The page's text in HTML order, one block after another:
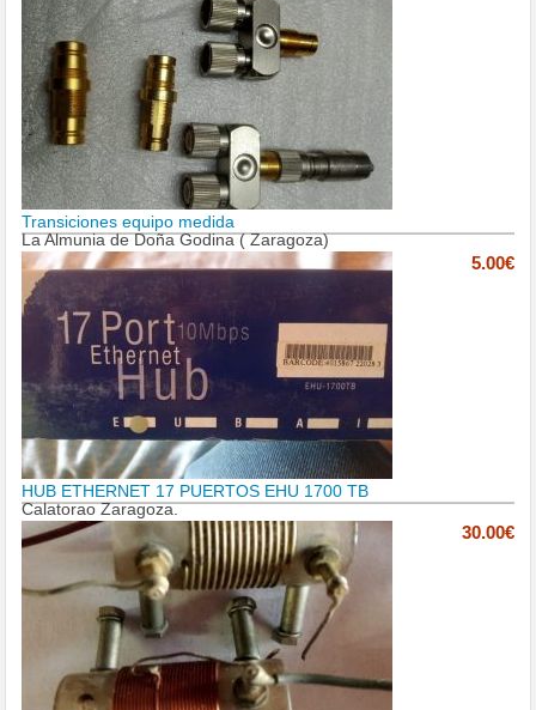
Transiciones equipo medida
La Almunia de Doña Godina ( Zaragoza)
5.00€
HUB ETHERNET 17 PUERTOS EHU 1700 TB
Calatorao Zaragoza.
30.00€